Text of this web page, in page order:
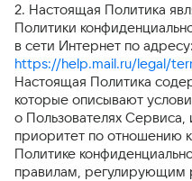
2. Настоящая Политика
Политики
в сети Интернет по адресу:
https://help.mail.ru/legal/
Настоящая Политика
которые описывают
о Пользователях
приоритет по отношению
Политике
правилам, регулирующим